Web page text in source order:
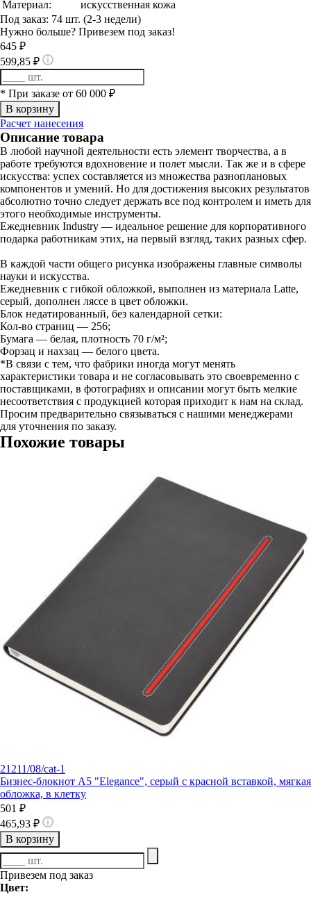
Материал:
искусственная кожа
Под заказ: 74 шт. (2-3 недели)
Нужно больше? Привезем под заказ!
645 ₽
599,85 ₽
* При заказе от 60 000 ₽
Расчет нанесения
Описание товара
В любой научной деятельности есть элемент творчества, а в
работе требуются вдохновение и полет мысли. Так же и в сфере
искусства: успех составляется из множества разноплановых
компонентов и умений. Но для достижения высоких результатов
абсолютно точно следует держать все под контролем и иметь для
этого необходимые инструменты.
Ежедневник Industry — идеальное решение для корпоративного
подарка работникам этих, на первый взгляд, таких разных сфер.
В каждой части общего рисунка изображены главные символы
науки и искусства.
Ежедневник с гибкой обложкой, выполнен из материала Latte,
серый, дополнен ляссе в цвет обложки.
Блок недатированный, без календарной сетки:
Кол-во страниц — 256;
Бумага — белая, плотность 70 г/м²;
Форзац и нахзац — белого цвета.
*В связи с тем, что фабрики иногда могут менять
характеристики товара и не согласовывать это своевременно с
поставщиками, в фотографиях и описании могут быть мелкие
несоответствия с продукцией которая приходит к нам на склад.
Просим предварительно связываться с нашими менеджерами
для уточнения по заказу.
Похожие товары
21211/08/cat-1
Бизнес-блокнот А5 "Elegance", серый с красной вставкой, мягкая
обложка, в клетку
501 ₽
465,93 ₽
В корзину
Привезем под заказ
Цвет: